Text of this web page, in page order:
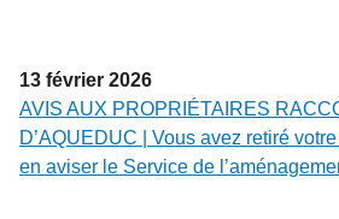
13 février 2026
AVIS AUX PROPRIÉTAIRES
D’AQUEDUC | Vous avez retiré
en aviser le Service de